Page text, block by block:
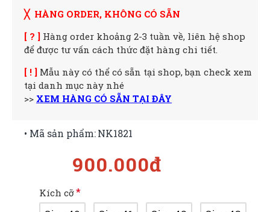
╳ HÀNG ORDER, KHÔNG CÓ SẴN
[ ? ] Hàng order khoảng 2-3 tuần về, liên hệ shop
để được tư vấn cách thức đặt hàng chi tiết.
[ ! ] Mẫu này có thể có sẵn tại shop, bạn check xem
tại danh mục này nhé
>> XEM HÀNG CÓ SẴN TẠI ĐÂY
900.000đ
• Mã sản phẩm:NK1821
Kích cỡ